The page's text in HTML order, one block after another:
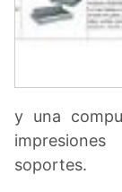
y una
soportes.